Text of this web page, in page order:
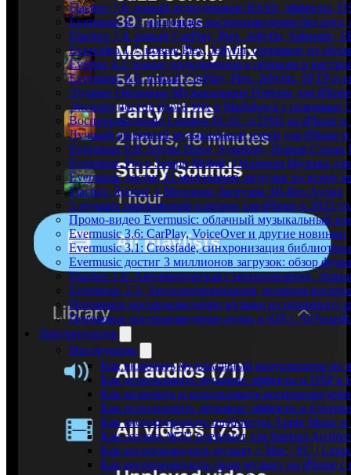
Flacbox 7.6: новый аудиодвижок BASS, эффекты,
Evermusic 8.7: настоящее воспроизведение без
Flacbox 7.4: новый CarPlay, Plex, Jellyfin, Subsonic,
Evervideo 1.7: новые Plex, Jellyfin, стриминг из
Evertag 4.2: новые подключения к облакам и
Evermusic 8.6: новый CarPlay, Plex, Jellyfin, SFTP и
Лучшие Облачные Музыкальные Плееры для iPhone
Экспорт постов блога Wix в Markdown с помощью
Воспроизведение Lossless FLAC и DSD на iPhone и
Лучший облачный музыкальный плеер для iPhone и
Evermusic 6.8: Aliyun Drive, Synology, Новые Стили
Evermusic Pro в Setapp Mobile: Облачная Музыка
Evermusic достиг 11 миллионов загрузок по всему
Flacbox Достиг 1 Миллион Загрузок: Hi-Res Аудио
5 лучших приложений-плееров для iPhone в 2025
Промо-видео Evermusic: облачный музыкальный
Evermusic 3.6: CarPlay, VoiceOver и другие новинки
Evermusic 3.1: Crossfade, синхронизация
Evermusic достиг 3 миллионов загрузок: обзор
Flacbox 1.6: Автоматическая Синхронизация,
Evermusic 2.3: Автосинхронизация, позиция
Потоковое воспроизведение музыки из облачного
Потоковое воспроизведение аудио в iOS с
Документация
Инструкции
Как включить музыкальный визуализатор во
Как использовать звуковые эффекты и DSP в
Как включить и использовать
Как использовать звуковые эффекты в
Как экспортировать плейлисты Apple Music
Как создать M3U плейлист для Internet
Как воспроизводить музыку с Mac / PC /
Как воспроизводить свою музыку на iPhone